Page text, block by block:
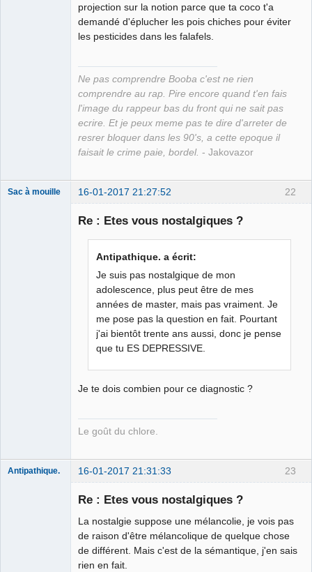
projection sur la notion parce que ta coco t'a
demandé d'éplucher les pois chiches pour éviter
les pesticides dans les falafels.
Ne pas comprendre Booba c'est ne rien
comprendre au rap. Pire encore quand t'en fais
l'image du rappeur bas du front qui ne sait pas
ecrire. Et je peux meme pas te dire d'arreter de
resrer bloquer dans les 90's, a cette epoque il
faisait le crime paie, bordel. - Jakovazor
22
Sac à mouille 16-01-2017 21:27:52
Re : Etes vous nostalgiques ?
Antipathique. a écrit:
Je suis pas nostalgique de mon
adolescence, plus peut être de mes
années de master, mais pas vraiment. Je
me pose pas la question en fait. Pourtant
j'ai bientôt trente ans aussi, donc je pense
que tu ES DEPRESSIVE.
Je te dois combien pour ce diagnostic ?
Le goût du chlore.
23
Antipathique. 16-01-2017 21:31:33
Re : Etes vous nostalgiques ?
La nostalgie suppose une mélancolie, je vois pas
de raison d'être mélancolique de quelque chose
de différent. Mais c'est de la sémantique, j'en sais
rien en fait.